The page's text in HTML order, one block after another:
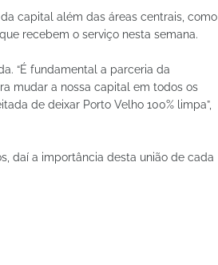
capital além das áreas centrais, como
recebem o serviço nesta semana.
“É fundamental a parceria da
mudar a nossa capital em todos os
de deixar Porto Velho 100% limpa”,
daí a importância desta união de cada